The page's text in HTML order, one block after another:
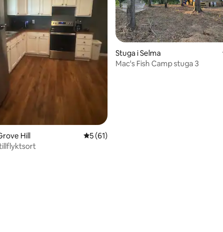
betyg, 42 omdömen
Hill 5 av 5 i genomsnittligt betyg, 61
5 (61)
tillflyktsort
Stuga i Selma
Mac's Fish Camp stuga 3